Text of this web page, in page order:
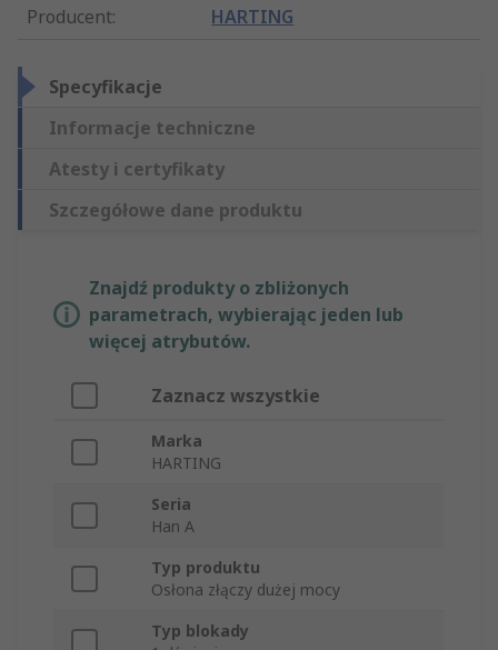
Producent: HARTING
Specyfikacje
Informacje techniczne
Atesty i certyfikaty
Szczegółowe dane produktu
Znajdź produkty o zbliżonych
parametrach, wybierając jeden lub
więcej atrybutów.
Zaznacz wszystkie
Marka
HARTING
Seria
Han A
Typ produktu
Osłona złączy dużej mocy
Typ blokady